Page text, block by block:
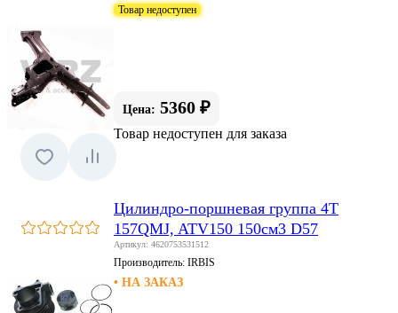
Товар недоступен
Цена: 5360 ₽
Товар недоступен для заказа
Цилиндро-поршневая группа 4Т
157QMJ, ATV150 150см3 D57
Артикул: 4620753531512
Производитель: IRBIS
• НА ЗАКАЗ